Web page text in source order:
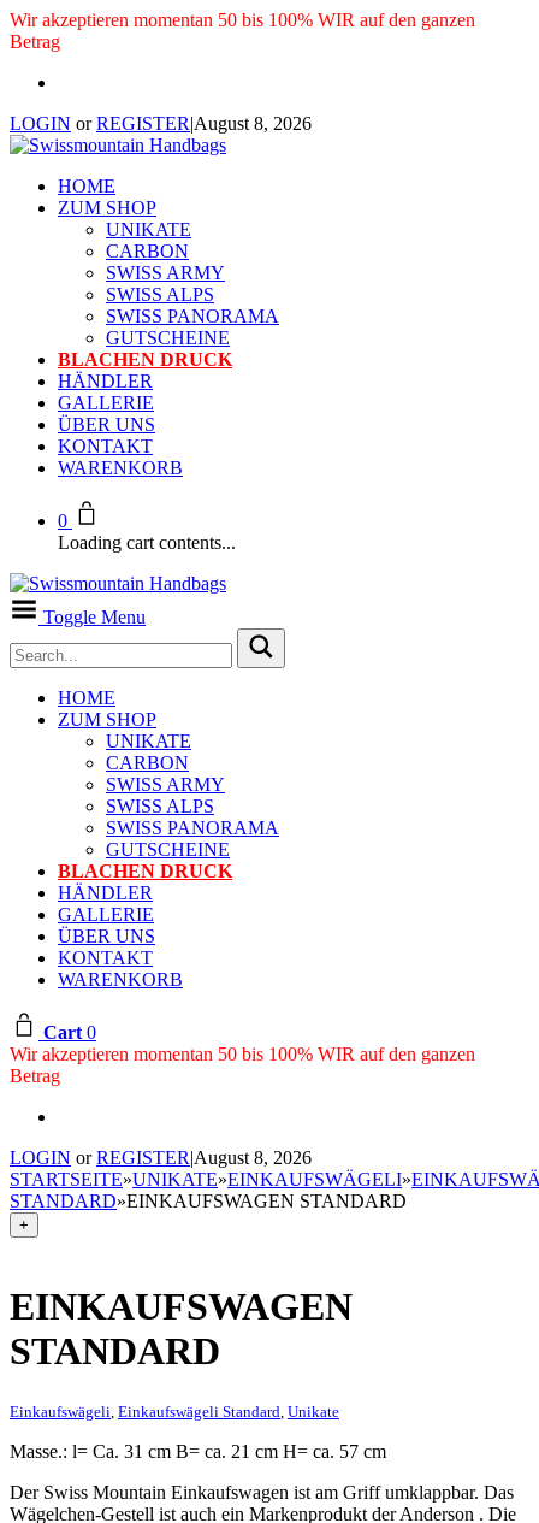
Wir akzeptieren momentan 50 bis 100% WIR auf den ganzen
Betrag
LOGIN orREGISTER|August 8, 2026
HOME
ZUM SHOP
UNIKATE
CARBON
SWISS ARMY
SWISS ALPS
SWISS PANORAMA
GUTSCHEINE
BLACHEN DRUCK
HÄNDLER
GALLERIE
ÜBER UNS
KONTAKT
WARENKORB
0
Loading cart contents...
Toggle Menu
HOME
ZUM SHOP
UNIKATE
CARBON
SWISS ARMY
SWISS ALPS
SWISS PANORAMA
GUTSCHEINE
BLACHEN DRUCK
HÄNDLER
GALLERIE
ÜBER UNS
KONTAKT
WARENKORB
Cart 0
Wir akzeptieren momentan 50 bis 100% WIR auf den ganzen
Betrag
LOGIN orREGISTER|August 8, 2026
STARTSEITE»UNIKATE»EINKAUFSWÄGELI»
STANDARD»EINKAUFSWAGEN STANDARD
+
EINKAUFSWAGEN
STANDARD
Einkaufswägeli Einkaufswägeli Standard Unikate
Masse.: l= Ca. 31 cm B= ca. 21 cm H= ca. 57 cm
Der Swiss Mountain Einkaufswagen ist am Griff umklappbar. Das
Wägelchen-Gestell ist auch ein Markenprodukt der Anderson . Die